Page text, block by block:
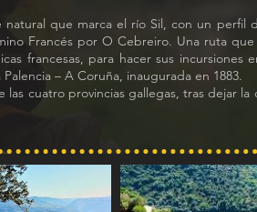
que marca el río Sil, con un perfil
Francés por O Cebreiro. Una ruta
francesas, para hacer sus incursiones
– A Coruña, inaugurada en 1883.
cuatro provincias gallegas, tras dejar la